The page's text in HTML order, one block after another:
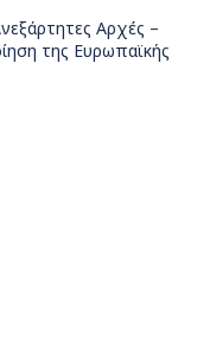
Αρχές –
της Ευρωπαϊκής